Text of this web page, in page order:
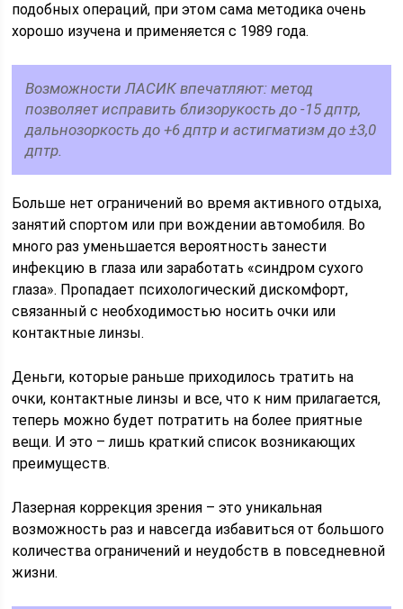
подобных операций, при этом сама методика очень
хорошо изучена и применяется с 1989 года.
Возможности ЛАСИК впечатляют: метод
позволяет исправить близорукость до -15 дптр,
дальнозоркость до +6 дптр и астигматизм до ±3,0
дптр.
Больше нет ограничений во время активного отдыха,
занятий спортом или при вождении автомобиля. Во
много раз уменьшается вероятность занести
инфекцию в глаза или заработать «синдром сухого
глаза». Пропадает психологический дискомфорт,
связанный с необходимостью носить очки или
контактные линзы.
Деньги, которые раньше приходилось тратить на
очки, контактные линзы и все, что к ним прилагается,
теперь можно будет потратить на более приятные
вещи. И это – лишь краткий список возникающих
преимуществ.
Лазерная коррекция зрения – это уникальная
возможность раз и навсегда избавиться от большого
количества ограничений и неудобств в повседневной
жизни.